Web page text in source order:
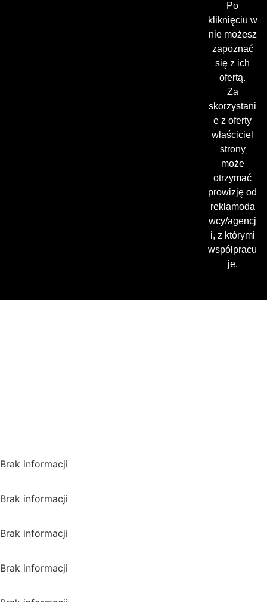
Po
kliknięciu w
nie możesz
zapoznać
się z ich
ofertą.
Za
skorzystani
e z oferty
właściciel
strony
może
otrzymać
prowizję od
reklamoda
wcy/agencj
i, z którymi
współpracu
je.
Brak informacji
Brak informacji
Brak informacji
Brak informacji